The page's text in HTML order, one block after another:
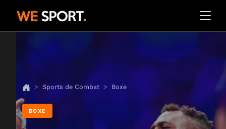
Sports de Combat Boxe
BOXE